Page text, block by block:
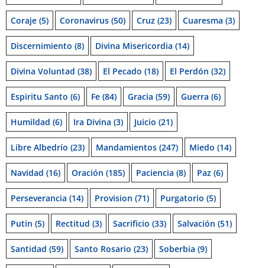
Coraje (5) Coronavirus (50) Cruz (23) Cuaresma (3)
Discernimiento (8) Divina Misericordia (14)
Divina Voluntad (38) El Pecado (18) El Perdón (32)
Espiritu Santo (6) Fe (84) Gracia (59) Guerra (6)
Humildad (6) Ira Divina (3) Juicio (21)
Libre Albedrío (23) Mandamientos (247) Miedo (14)
Navidad (16) Oración (185) Paciencia (8) Paz (6)
Perseverancia (14) Provision (71) Purgatorio (5)
Putin (5) Rectitud (3) Sacrificio (33) Salvación (51)
Santidad (59) Santo Rosario (23) Soberbia (9)